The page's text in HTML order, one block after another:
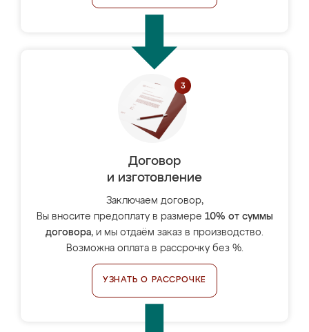
Договор
и изготовление
Заключаем договор,
Вы вносите предоплату в размере 10% от суммы
договора, и мы отдаём заказ в производство.
Возможна оплата в рассрочку без %.
УЗНАТЬ О РАССРОЧКЕ